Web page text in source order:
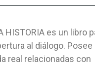
HISTORIA es un libro
al diálogo. Posee
real relacionadas con